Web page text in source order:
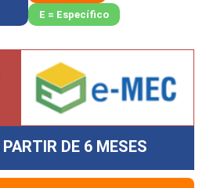
E = Específico
DE 6 MESES